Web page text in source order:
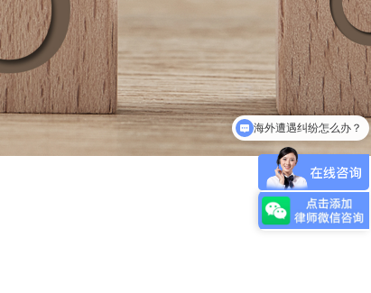
海外遭遇纠纷怎么办？